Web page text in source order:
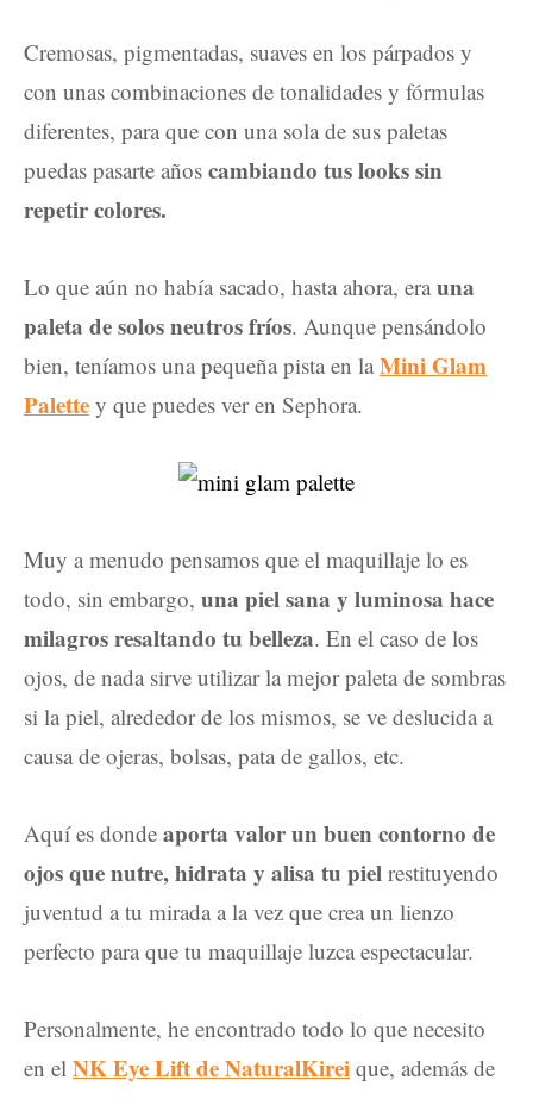
Cremosas, pigmentadas, suaves en los párpados y
con unas combinaciones de tonalidades y fórmulas
diferentes, para que con una sola de sus paletas
puedas pasarte años cambiando tus looks sin
repetir colores.
Lo que aún no había sacado, hasta ahora, era una
paleta de solos neutros fríos. Aunque pensándolo
bien, teníamos una pequeña pista en la Mini Glam
Palette y que puedes ver en Sephora.
Muy a menudo pensamos que el maquillaje lo es
todo, sin embargo, una piel sana y luminosa hace
milagros resaltando tu belleza. En el caso de los
ojos, de nada sirve utilizar la mejor paleta de sombras
si la piel, alrededor de los mismos, se ve deslucida a
causa de ojeras, bolsas, pata de gallos, etc.
Aquí es donde aporta valor un buen contorno de
ojos que nutre, hidrata y alisa tu piel restituyendo
juventud a tu mirada a la vez que crea un lienzo
perfecto para que tu maquillaje luzca espectacular.
Personalmente, he encontrado todo lo que necesito
en el NK Eye Lift de NaturalKirei que, además de